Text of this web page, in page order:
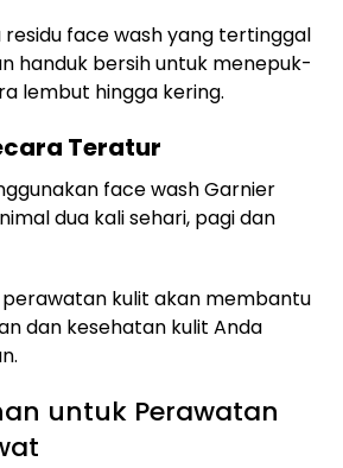
residu face wash yang tertinggal
handuk bersih untuk menepuk-
lembut hingga kering.
Teratur
face wash Garnier
dua kali sehari, pagi dan
perawatan kulit akan membantu
dan kesehatan kulit Anda
untuk Perawatan